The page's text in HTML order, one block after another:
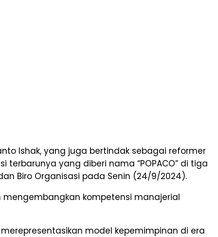
Ishak, yang juga bertindak sebagai reformer
yang diberi nama “POPACO” di tiga
Biro Organisasi pada Senin (24/9/2024).
mengembangkan kompetensi manajerial
model kepemimpinan di era